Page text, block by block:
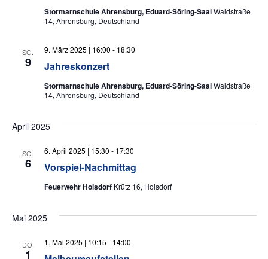
Stormarnschule Ahrensburg, Eduard-Söring-SaalWaldstraße
14, Ahrensburg, Deutschland
SO.
9 Jahreskonzert
9. März 2025 | 16:00 - 18:30
Stormarnschule Ahrensburg, Eduard-Söring-SaalWaldstraße
14, Ahrensburg, Deutschland
April 2025
SO.
6 Vorspiel-Nachmittag
6. April 2025 | 15:30 - 17:30
Feuerwehr Hoisdorf Krütz 16, Hoisdorf
Mai 2025
DO.
1
1. Mai 2025 | 10:15 - 14:00